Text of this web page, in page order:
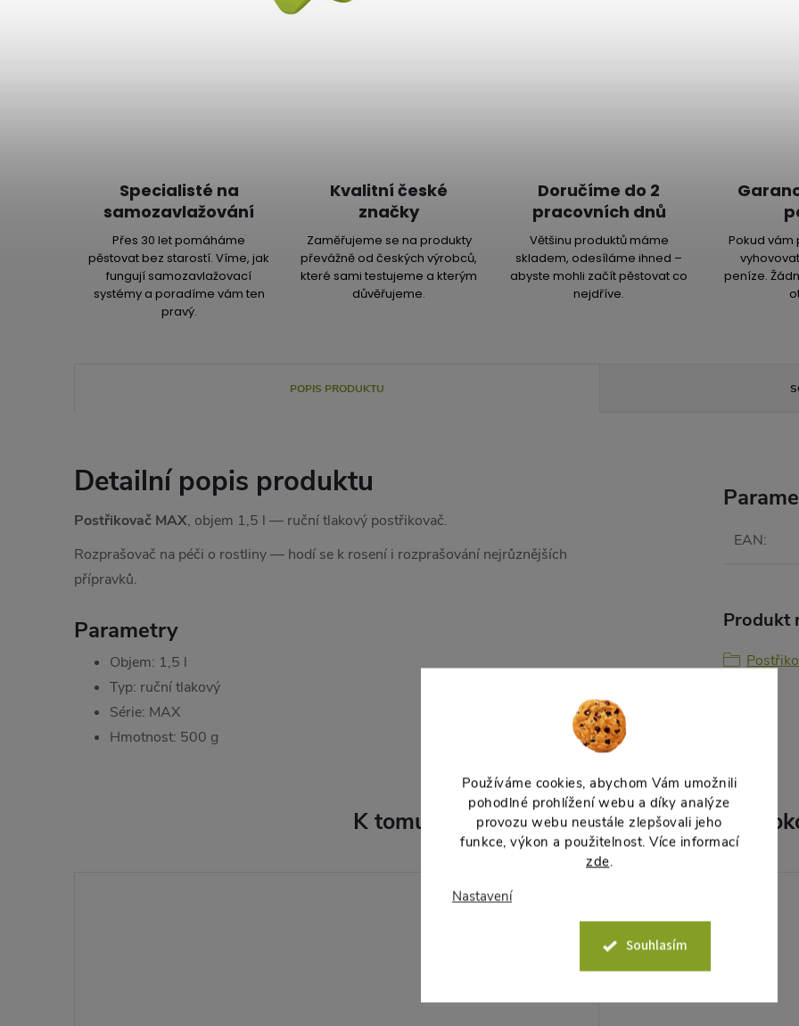
Používáme cookies, abychom Vám umožnili
pohodlné prohlížení webu a díky analýze
provozu webu neustále zlepšovali jeho
funkce, výkon a použitelnost. Více informací
zde.
Nastavení
Souhlasím
Specialisté na
samozavlažování
Přes 30 let pomáháme
pěstovat bez starostí. Víme, jak
fungují samozavlažovací
systémy a poradíme vám ten
pravý.
Kvalitní české
značky
Zaměřujeme se na produkty
převážně od českých výrobců,
které sami testujeme a kterým
důvěřujeme.
Doručíme do 2
pracovních dnů
Většinu produktů máme
skladem, odesíláme ihned –
abyste mohli začít pěstovat co
nejdříve.
Pokud vám
peníze.
POPIS PRODUKTU
Detailní popis produktu
Postřikovač MAX, objem 1,5 l — ruční tlakový postřikovač.
Rozprašovač na péči o rostliny — hodí se k rosení i rozprašování nejrůznějších
přípravků.
Parametry
Objem: 1,5 l
Typ: ruční tlakový
Série: MAX
Hmotnost: 500 g
EAN:
Produkt
K tomuto produktu doporučujeme ještě